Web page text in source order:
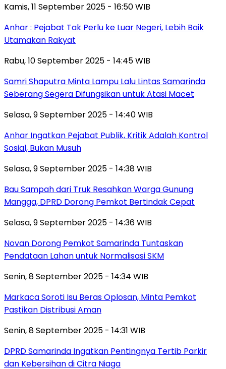
Kamis, 11 September 2025 - 16:50 WIB
Anhar : Pejabat Tak Perlu ke Luar Negeri, Lebih Baik
Utamakan Rakyat
Rabu, 10 September 2025 - 14:45 WIB
Samri Shaputra Minta Lampu Lalu Lintas Samarinda
Seberang Segera Difungsikan untuk Atasi Macet
Selasa, 9 September 2025 - 14:40 WIB
Anhar Ingatkan Pejabat Publik, Kritik Adalah Kontrol
Sosial, Bukan Musuh
Selasa, 9 September 2025 - 14:38 WIB
Bau Sampah dari Truk Resahkan Warga Gunung
Mangga, DPRD Dorong Pemkot Bertindak Cepat
Selasa, 9 September 2025 - 14:36 WIB
Novan Dorong Pemkot Samarinda Tuntaskan
Pendataan Lahan untuk Normalisasi SKM
Senin, 8 September 2025 - 14:34 WIB
Markaca Soroti Isu Beras Oplosan, Minta Pemkot
Pastikan Distribusi Aman
Senin, 8 September 2025 - 14:31 WIB
DPRD Samarinda Ingatkan Pentingnya Tertib Parkir
dan Kebersihan di Citra Niaga